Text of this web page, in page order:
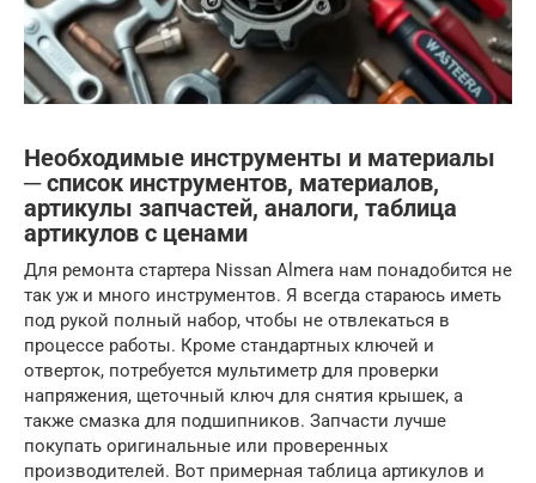
Необходимые инструменты и материалы
─ список инструментов, материалов,
артикулы запчастей, аналоги, таблица
артикулов с ценами
Для ремонта стартера Nissan Almera нам понадобится не
так уж и много инструментов. Я всегда стараюсь иметь
под рукой полный набор, чтобы не отвлекаться в
процессе работы. Кроме стандартных ключей и
отверток, потребуется мультиметр для проверки
напряжения, щеточный ключ для снятия крышек, а
также смазка для подшипников. Запчасти лучше
покупать оригинальные или проверенных
производителей. Вот примерная таблица артикулов и